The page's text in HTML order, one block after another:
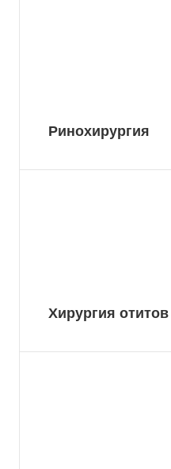
Ринохирургия
Хирургия отитов